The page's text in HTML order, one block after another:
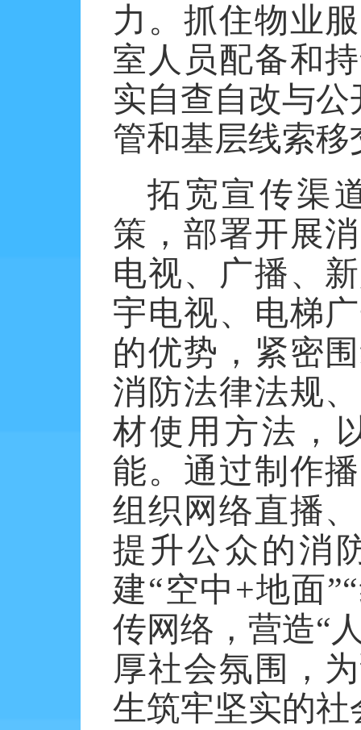
力。抓住物业
室人员配备和
实自查自改与
管和基层线索
拓宽宣传渠
策，部署开展
电视、广播、
宇电视、电梯
的优势，紧密
消防法律法规
材使用方法，
能。通过制作
组织网络直播
提升公众的消
建“空中+地面
传网络，营造“
厚社会氛围，
生筑牢坚实的社